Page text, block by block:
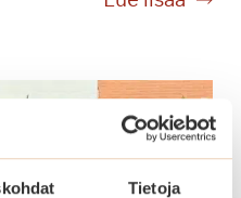
Tietoja
i
i
k